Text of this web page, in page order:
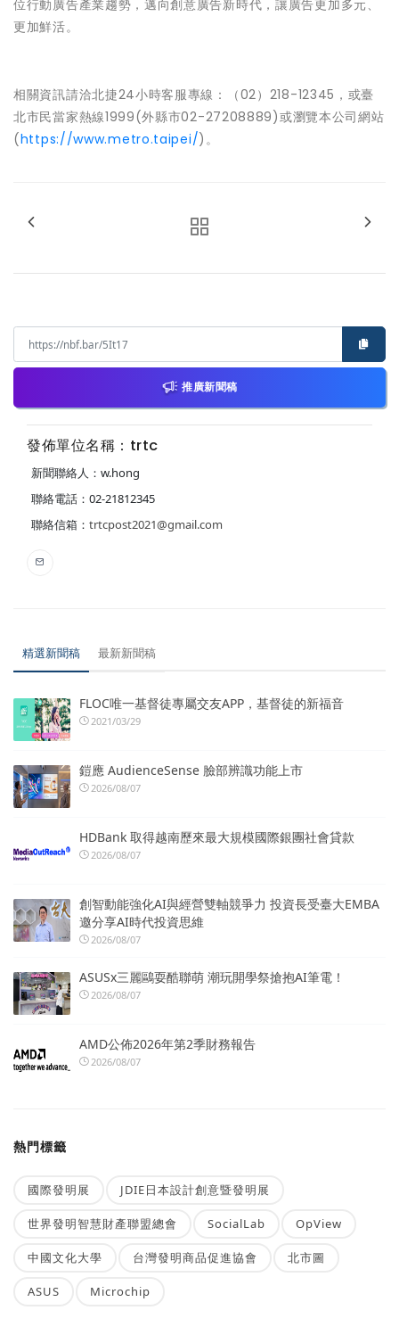
位行動廣告產業趨勢，邁向創意廣告新時代，讓廣告更加多元、
更加鮮活。
相關資訊請洽北捷24小時客服專線：（02）218-12345，或臺
北市民當家熱線1999(外縣市02-27208889)或瀏覽本公司網站
(https://www.metro.taipei/)。
推廣新聞稿
發佈單位名稱：trtc
新聞聯絡人：w.hong
聯絡電話：02-21812345
聯絡信箱： trtcpost2021@gmail.com
精選新聞稿 最新新聞稿
FLOC唯一基督徒專屬交友APP，基督徒的新福音
2021/03/29
鎧應 AudienceSense 臉部辨識功能上市
2026/08/07
HDBank 取得越南歷來最大規模國際銀團社會貸款
2026/08/07
創智動能強化AI與經營雙軸競爭力 投資長受臺大EMBA
邀分享AI時代投資思維
2026/08/07
ASUSx三麗鷗耍酷聯萌 潮玩開學祭搶抱AI筆電！
2026/08/07
AMD公佈2026年第2季財務報告
2026/08/07
熱門標籤
國際發明展 JDIE日本設計創意暨發明展
世界發明智慧財產聯盟總會 SocialLab OpView
中國文化大學 台灣發明商品促進協會 北市圖
ASUS Microchip